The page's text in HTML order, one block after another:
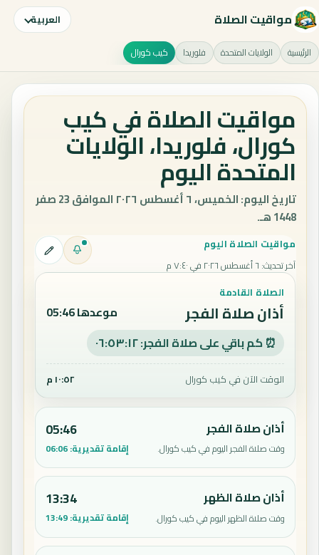
مواقيت الصلاة العربية
الرئيسية الولايات المتحدة فلوريدا كيب كورال
مواقيت الصلاة في كيب
كورال، فلوريدا، الولايات
المتحدة اليوم
تاريخ اليوم: الخميس، ٦ أغسطس ٢٠٢٦ الموافق 23 صفر
1448 هـ.
مواقيت الصلاة اليوم
آخر تحديث: ٦ أغسطس ٢٠٢٦ في ٧:٤٠ م
الصلاة القادمة
أذان صلاة الفجر موعدها 05:46
⏰ كم باقي على صلاة الفجر: ٠٦:٥٣:١١
الوقت الآن في كيب كورال ١٠:٥٢ م
أذان صلاة الفجر
وقت صلاة الفجر اليوم في كيب كورال.
05:46
إقامة تقديرية:06:06
أذان صلاة الظهر
وقت صلاة الظهر اليوم في كيب كورال.
13:34
إقامة تقديرية:13:49